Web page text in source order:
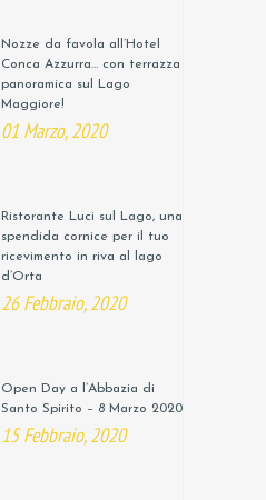
Nozze da favola all’Hotel
Conca Azzurra… con terrazza
panoramica sul Lago
Maggiore!
01 Marzo, 2020
Ristorante Luci sul Lago, una
spendida cornice per il tuo
ricevimento in riva al lago
d’Orta
26 Febbraio, 2020
Open Day a l’Abbazia di
Santo Spirito – 8 Marzo 2020
15 Febbraio, 2020